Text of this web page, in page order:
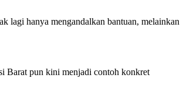
lagi hanya mengandalkan bantuan, melainkan
Barat pun kini menjadi contoh konkret